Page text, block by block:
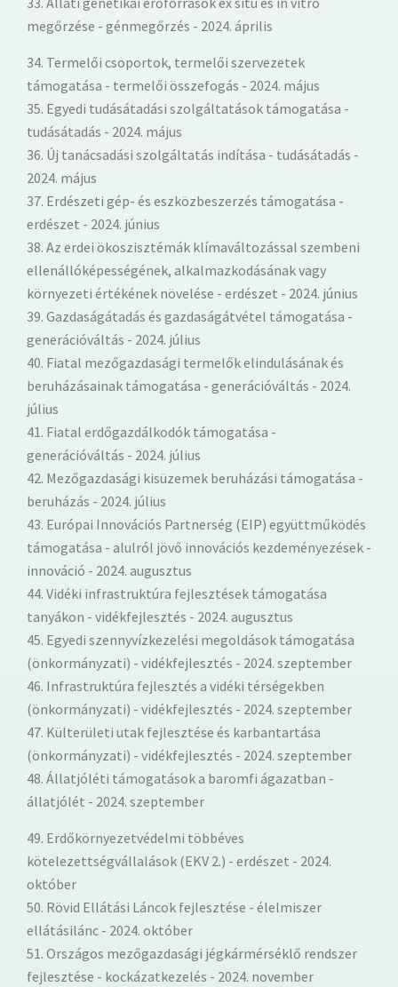
megőrzése - génmegőrzés - 2024. április
34. Termelői csoportok, termelői szervezetek
támogatása - termelői összefogás - 2024. május
35. Egyedi tudásátadási szolgáltatások támogatása -
tudásátadás - 2024. május
36. Új tanácsadási szolgáltatás indítása - tudásátadás -
2024. május
37. Erdészeti gép- és eszközbeszerzés támogatása -
erdészet - 2024. június
38. Az erdei ökoszisztémák klímaváltozással szembeni
ellenállóképességének, alkalmazkodásának vagy
környezeti értékének növelése - erdészet - 2024. június
39. Gazdaságátadás és gazdaságátvétel támogatása -
generációváltás - 2024. július
40. Fiatal mezőgazdasági termelők elindulásának és
beruházásainak támogatása - generációváltás - 2024.
július
41. Fiatal erdőgazdálkodók támogatása -
generációváltás - 2024. július
42. Mezőgazdasági kisüzemek beruházási támogatása -
beruházás - 2024. július
43. Európai Innovációs Partnerség (EIP) együttműködés
támogatása - alulról jövő innovációs kezdeményezések -
innováció - 2024. augusztus
44. Vidéki infrastruktúra fejlesztések támogatása
tanyákon - vidékfejlesztés - 2024. augusztus
45. Egyedi szennyvízkezelési megoldások támogatása
(önkormányzati) - vidékfejlesztés - 2024. szeptember
46. Infrastruktúra fejlesztés a vidéki térségekben
(önkormányzati) - vidékfejlesztés - 2024. szeptember
47. Külterületi utak fejlesztése és karbantartása
(önkormányzati) - vidékfejlesztés - 2024. szeptember
48. Állatjóléti támogatások a baromfi ágazatban -
állatjólét - 2024. szeptember
49. Erdőkörnyezetvédelmi többéves
kötelezettségvállalások (EKV 2.) - erdészet - 2024.
október
50. Rövid Ellátási Láncok fejlesztése - élelmiszer
ellátásilánc - 2024. október
51. Országos mezőgazdasági jégkármérséklő rendszer
fejlesztése - kockázatkezelés - 2024. november